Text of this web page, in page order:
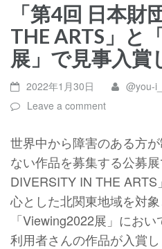
「第4回 日本財
THE ARTS」と
展」で見事入賞
2022年1月30日
@you-
Leave a comment
世界中から障害のある方
ない作品を募集する公募
DIVERSITY IN THE
心とした北関東地域を対
「Viewing2022展」にお
利用者さんの作品が入賞し